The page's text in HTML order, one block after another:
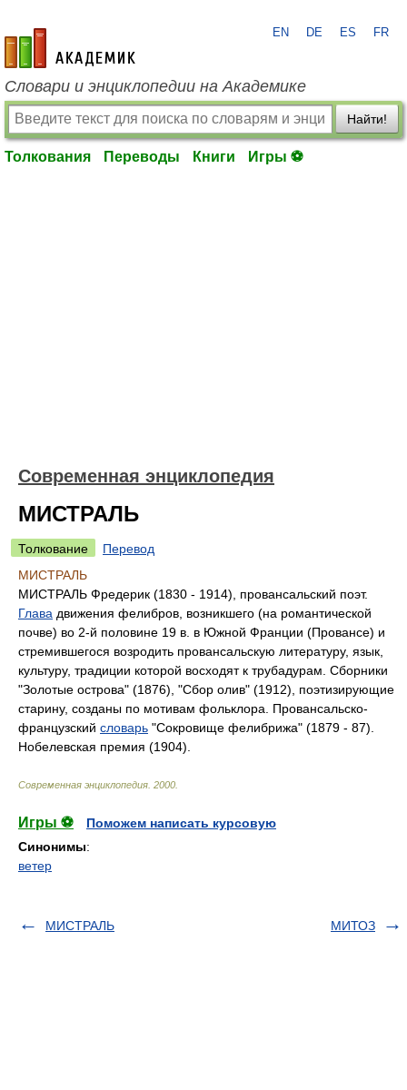
academic.ru
EN DE ES FR
Словари и энциклопедии на Академике
Найти!
Толкования Переводы Книги Игры ⚽
Современная энциклопедия
МИСТРАЛЬ
Толкование
Перевод
МИСТРАЛЬ
МИСТРАЛЬ Фредерик (1830 - 1914), провансальский поэт.
Глава движения фелибров, возникшего (на романтической
почве) во 2-й половине 19 в. в Южной Франции (Провансе) и
стремившегося возродить провансальскую литературу, язык,
культуру, традиции которой восходят к трубадурам. Сборники
"Золотые острова" (1876), "Сбор олив" (1912), поэтизирующие
старину, созданы по мотивам фольклора. Провансальско-
французский словарь "Сокровище фелибрижа" (1879 - 87).
Нобелевская премия (1904).
Современная энциклопедия 2000
Игры ⚽
Поможем написать курсовую
Синонимы:
ветер
МИСТРАЛЬ МИТОЗ